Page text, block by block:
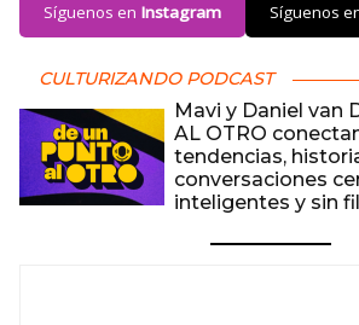
Síguenos en Instagram Síguenos
CULTURIZANDO PODCAST
Mavi y Daniel van
AL OTRO
tendencias,
conversaciones
inteligentes y sin